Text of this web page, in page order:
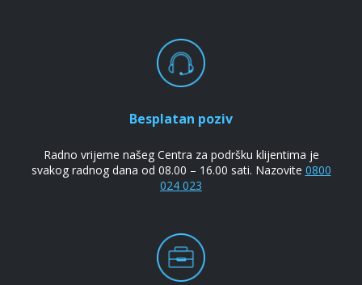
Besplatan poziv
Radno vrijeme našeg Centra za podršku klijentima je
svakog radnog dana od 08.00 – 16.00 sati. Nazovite 0800
024 023